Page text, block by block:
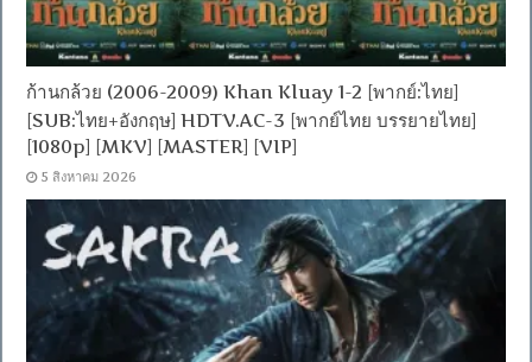
ก้านกล้วย (2006-2009) Khan Kluay 1-2 [พากย์:ไทย]
[SUB:ไทย+อังกฤษ] HDTV.AC-3 [พากย์ไทย บรรยายไทย]
[1080p] [MKV] [MASTER] [VIP]
5 สิงหาคม 2026